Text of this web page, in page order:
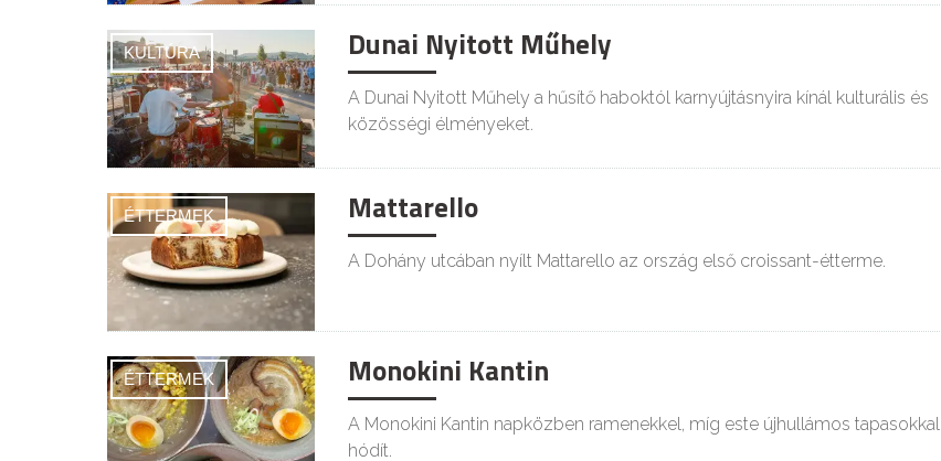
KULTÚRA Dunai Nyitott Műhely
A Dunai Nyitott Műhely a hűsítő haboktól karnyújtásnyira kínál kulturális és
közösségi élményeket.
ÉTTERMEK Mattarello
A Dohány utcában nyílt Mattarello az ország első croissant-étterme.
ÉTTERMEK Monokini Kantin
A Monokini Kantin napközben ramenekkel, míg este újhullámos tapasokkal
hódít.